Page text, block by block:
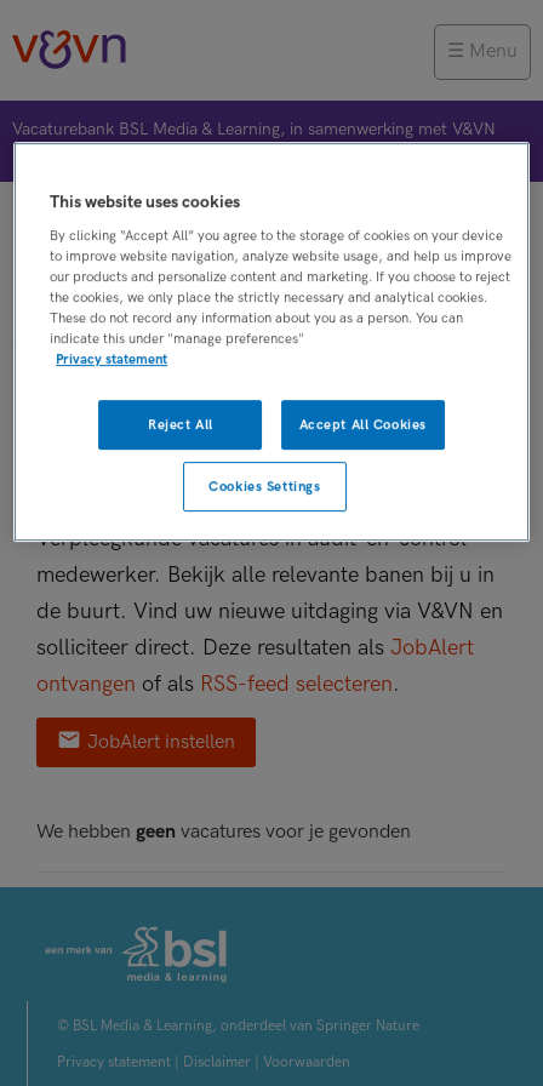
Menu
Vacaturebank BSL Media & Learning, in samenwerking met V&VN
Vacature plaatsen Jobalert Bewaarde vacatures
Verpleegkunde
Verpleegkunde vacatures in audit-
en-control-medewerker
Op dit moment zijn er binnen V&VN
Verpleegkunde vacatures in audit-en-control-
medewerker. Bekijk alle relevante banen bij u in
de buurt. Vind uw nieuwe uitdaging via V&VN en
solliciteer direct. Deze resultaten als JobAlert
ontvangen of als RSS-feed selecteren.
JobAlert instellen
We hebben geen vacatures voor je gevonden
© BSL Media & Learning, onderdeel van Springer Nature
Privacy statement
Disclaimer Voorwaarden
This website uses cookies
By clicking “Accept All” you agree to the storage of cookies on your device
to improve website navigation, analyze website usage, and help us improve
our products and personalize content and marketing. If you choose to reject
the cookies, we only place the strictly necessary and analytical cookies.
These do not record any information about you as a person. You can
indicate this under "manage preferences"
Privacy statement
Reject All Accept All Cookies
Cookies Settings